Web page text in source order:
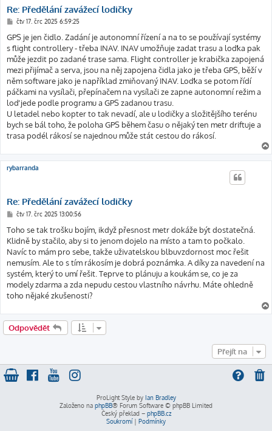
Re: Předělání zavážecí lodičky
P
í
p
ě
v
e
k
čtv 17. črc 2025 6:59:25
GPS je jen čidlo. Zadání je autonomní řízení a na to se používají systémy
s flight controllery - třeba INAV. INAV umožňuje zadat trasu a loďka pak
může jezdit po zadané trase sama. Flight controller je krabička zapojená
mezi přijímač a serva, jsou na něj zapojena čidla jako je třeba GPS, běží v
něm software jako je například zmiňovaný INAV. Loďka se potom řídí
páčkami na vysílači, přepínačem na vysílači ze zapne autonomní režim a
loď jede podle programu a GPS zadanou trasu.
U letadel nebo kopter to tak nevadí, ale u lodičky a složitějšího terénu
bych se bál toho, že poloha GPS během času o nějaký ten metr driftuje a
trasa podél rákosí se najednou může stát cestou do rákosí.
rybarranda
Re: Předělání zavážecí lodičky
P
í
s
p
ě
v
e
k
čtv 17. črc 2025 13:00:56
Toho se tak trošku bojím, ikdyž přesnost metr dokáže být dostatečná.
Klidně by stačilo, aby si to jenom dojelo na místo a tam to počkalo.
Navíc to mám pro sebe, takže uživatelskou blbuvzdornost moc řešit
nemusím. Ale to s tím rákosím je dobrá poznámka. A díky za navedení na
systém, který to umí řešit. Teprve to plánuju a koukám se, co je za
modely zdarma a zda nepudu cestou vlastního návrhu. Máte ohledně
toho nějaké zkušenosti?
Odpovědět
Přejít na
ProLight Style by Ian Bradley
Založeno na phpBB® Forum Software © phpBB Limited
Český překlad – phpBB.cz
Soukromí| Podmínky